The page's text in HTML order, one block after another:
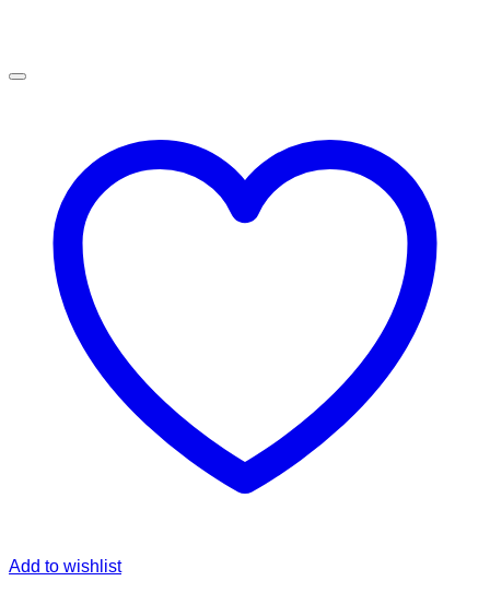
Add to wishlist